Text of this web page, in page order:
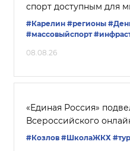
спорт доступным для
#Карелин #регионы
#массовыйспорт
08.08.26
«Единая Россия»
Всероссийского
#Козлов #ШколаЖКХ